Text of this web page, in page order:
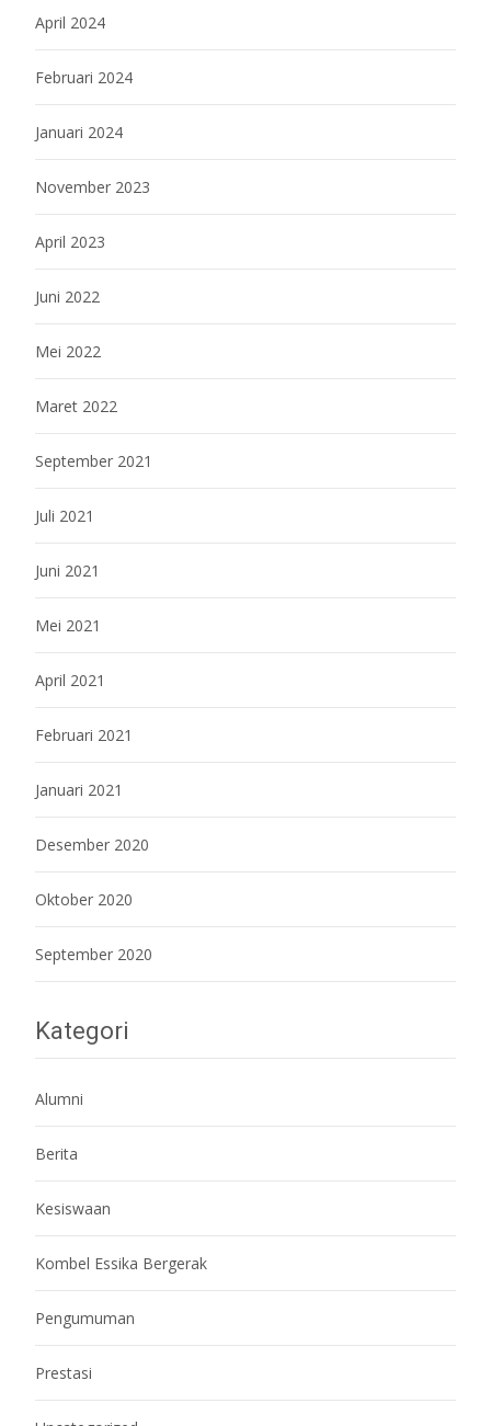
April 2024
Februari 2024
Januari 2024
November 2023
April 2023
Juni 2022
Mei 2022
Maret 2022
September 2021
Juli 2021
Juni 2021
Mei 2021
April 2021
Februari 2021
Januari 2021
Desember 2020
Oktober 2020
September 2020
Kategori
Alumni
Berita
Kesiswaan
Kombel Essika Bergerak
Pengumuman
Prestasi